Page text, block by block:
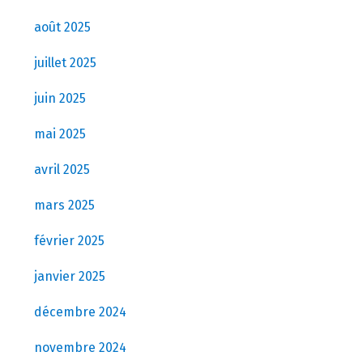
août 2025
juillet 2025
juin 2025
mai 2025
avril 2025
mars 2025
février 2025
janvier 2025
décembre 2024
novembre 2024